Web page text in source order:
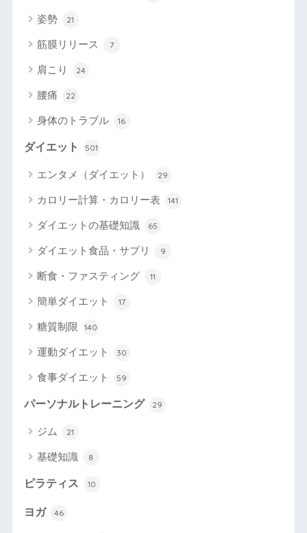
姿勢 21
筋膜リリース 7
肩こり 24
腰痛 22
身体のトラブル 16
ダイエット 501
エンタメ（ダイエット） 29
カロリー計算・カロリー表 141
ダイエットの基礎知識 65
ダイエット食品・サプリ 9
断食・ファスティング 11
簡単ダイエット 17
糖質制限 140
運動ダイエット 30
食事ダイエット 59
パーソナルトレーニング 29
ジム 21
基礎知識 8
ピラティス 10
ヨガ 46